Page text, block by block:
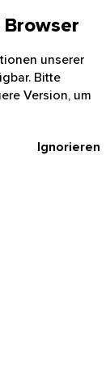
unserer
Bitte
Version, um
Ignorieren